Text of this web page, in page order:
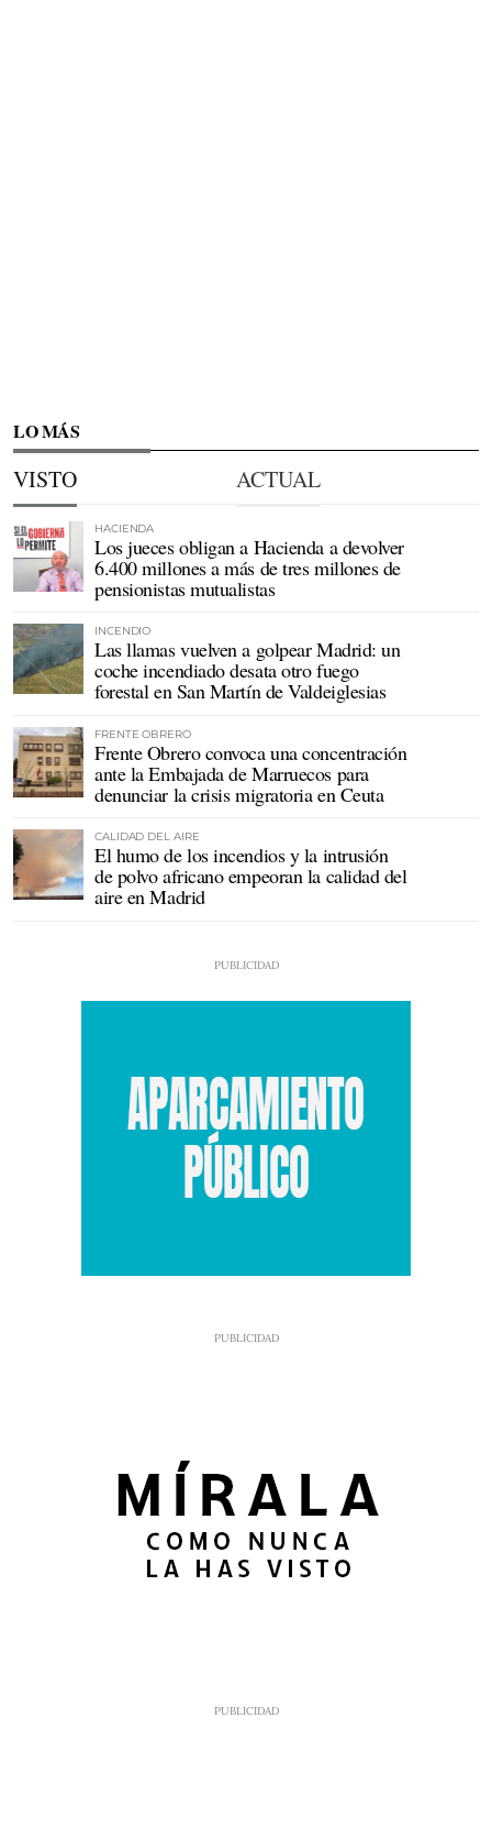
LO MÁS
VISTO ACTUAL
HACIENDA
Los jueces obligan a Hacienda a devolver
6.400 millones a más de tres millones de
pensionistas mutualistas
INCENDIO
Las llamas vuelven a golpear Madrid: un
coche incendiado desata otro fuego
forestal en San Martín de Valdeiglesias
FRENTE OBRERO
Frente Obrero convoca una concentración
ante la Embajada de Marruecos para
denunciar la crisis migratoria en Ceuta
CALIDAD DEL AIRE
El humo de los incendios y la intrusión
de polvo africano empeoran la calidad del
aire en Madrid